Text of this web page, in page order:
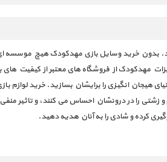
بدون خرید وسایل بازی مهدکودک هیچ موسسه ای
از فروشگاه های معتبر از کیفیت های
هیجان انگیزی را برایشان بسازید. خرید
زشتی را در درونشان احساس می کنند، و تاثیر
کرده و شادی را به آنان هدیه دهید.